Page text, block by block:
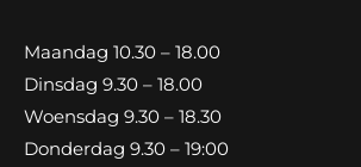
Maandag 10.30 – 18.00
Dinsdag 9.30 – 18.00
Woensdag 9.30 – 18.30
Donderdag 9.30 – 19:00